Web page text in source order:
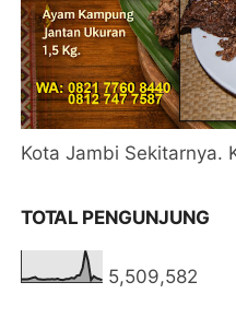
Kota Jambi Sekitarnya.
TOTAL PENGUNJUNG
5,509,582